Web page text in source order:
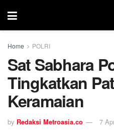
Home POLRI
Sat Sabhara
Tingkatkan
Keramaian
by Redaksi Metroasia.co 7